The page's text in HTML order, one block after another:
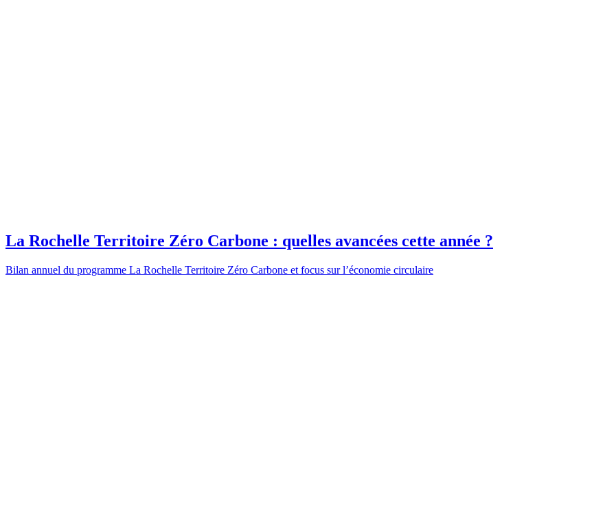
La Rochelle Territoire Zéro Carbone : quelles avancées cette année ?
Bilan annuel du programme La Rochelle Territoire Zéro Carbone et focus sur l’économie circulaire